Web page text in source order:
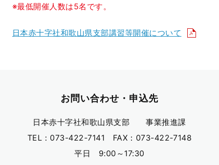
※最低開催人数は5名です。
日本赤十字社和歌山県支部講習等開催について
お問い合わせ・申込先
日本赤十字社和歌山県支部
事業推進課
TEL： 073-422-7141 FAX： 073-422-7148
平日 9:00～17:30